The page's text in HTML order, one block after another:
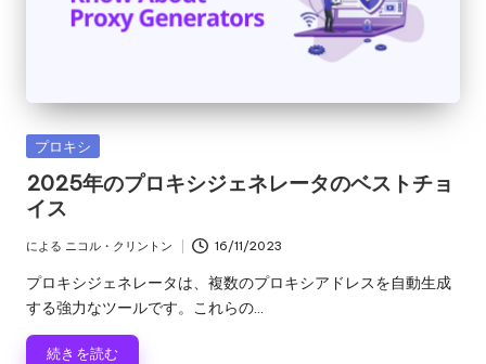
カ
ゴ
リ
ー
プロキシ
2025年のプロキシジェネレータのベストチョ
イス
投
稿
者
による ニコル・クリントン 16/11/2023
プロキシジェネレータは、複数のプロキシアドレスを自動生成
する強力なツールです。これらの...
続きを読む